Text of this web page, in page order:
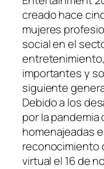
creado hace
mujeres
social en el
importantes y
siguiente
Debido a los
por la pandemia
homenajeadas
reconocimiento
virtual el 16 de